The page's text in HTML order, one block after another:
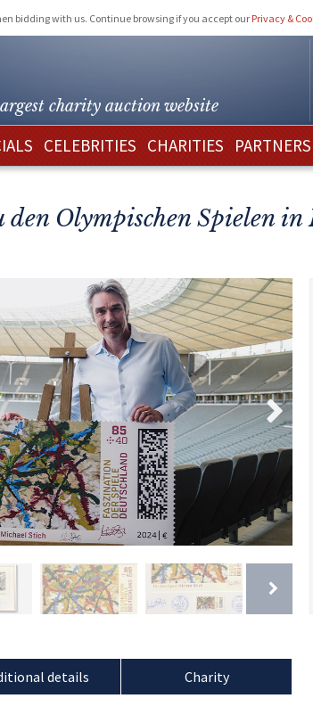
bidding with us. Continue browsing if you accept our Privacy &
charity auction website
CELEBRITIES CHARITIES PARTNERS
Olympischen Spielen
details Charity